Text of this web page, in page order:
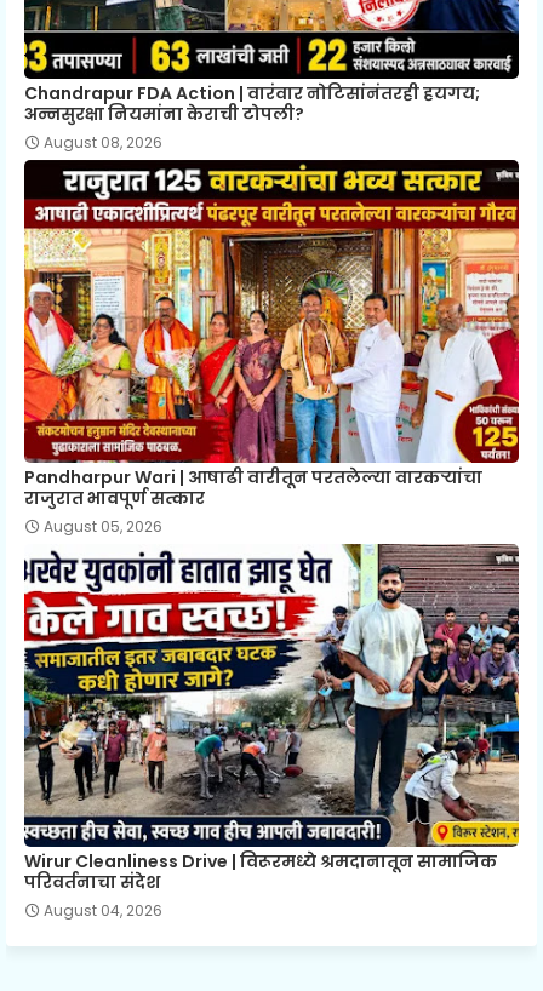
Chandrapur FDA Action | वारंवार नोटिसांनंतरही हयगय;
अन्नसुरक्षा नियमांना केराची टोपली?
August 08, 2026
Pandharpur Wari | आषाढी वारीतून परतलेल्या वारकऱ्यांचा
राजुरात भावपूर्ण सत्कार
August 05, 2026
Wirur Cleanliness Drive | विरूरमध्ये श्रमदानातून सामाजिक
परिवर्तनाचा संदेश
August 04, 2026